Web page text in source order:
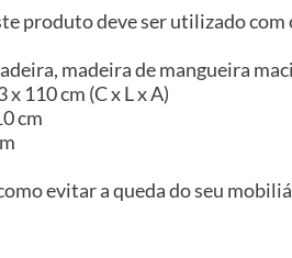
produto deve ser utilizado
madeira de mangueira
110 cm (C x L x A)
cm
evitar a queda do seu